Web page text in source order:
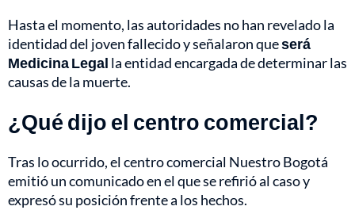
Hasta el momento, las autoridades no han revelado la
identidad del joven fallecido y señalaron queserá
Medicina Legal la entidad encargada de determinar las
causas de la muerte.
¿Qué dijo el centro comercial?
Tras lo ocurrido, el centro comercial Nuestro Bogotá
emitió un comunicado en el que se refirió al caso y
expresó su posición frente a los hechos.